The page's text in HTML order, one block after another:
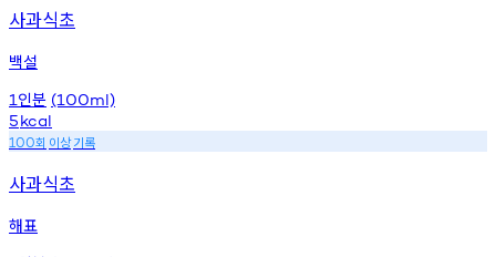
사과식초
백설
1 인분 (100ml)
5kcal
100회 이상기록
사과식초
해표